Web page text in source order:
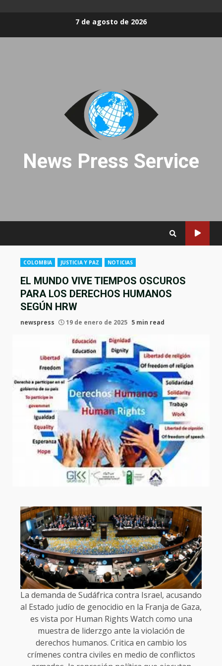
7 de agosto de 2026
News Press Service
COLOMBIA JUSTICIA Y PAZ NOTICIAS
EL MUNDO VIVE TIEMPOS OSCUROS
PARA LOS DERECHOS HUMANOS
SEGÚN HRW
newspress 19 de enero de 2025 5 min read
La demanda de Sudáfrica contra Israel, acusando
al Estado judío de genocidio en la Franja de Gaza,
es vista por Human Rights Watch como una
muestra de liderzgo ante la violación de
derechos humanos. Critica en cambio los
crímenes contra civiles en medio de conflictos